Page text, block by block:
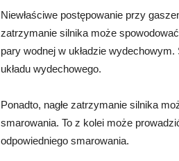
Niewłaściwe postępowanie przy
zatrzymanie silnika może
pary wodnej w układzie
układu wydechowego.
Ponadto, nagłe zatrzymanie silnika
smarowania. To z kolei może
odpowiedniego smarowania.